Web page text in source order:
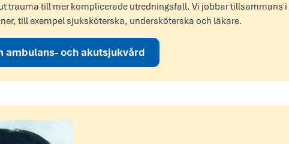
trauma till mer komplicerade utredningsfall. Vi jobbar tillsammans i
till exempel sjuksköterska, undersköterska och läkare.
ambulans- och akutsjukvård